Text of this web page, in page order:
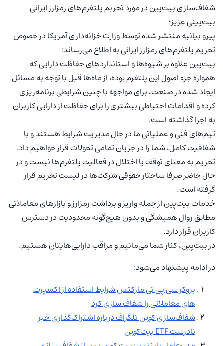
شفاف‌سازی بیت‌پین در مورد تحریم پلتفرم‌های رمزارز ایرانی
بیت‌پینی عزیز؛
پیرو بیانیه منتشر شده توسط وزارت خزانه‌داری آمریکا در خصوص
تحریم پلتفرم‌های رمزارز ایرانی به اطلاع می‌رساند:
بیت‌پین علاوه بر شیوه‌ها و استانداردهای حفاظت دارایی که
همواره جزء اصول این پلتفرم‌ بوده، از ماه‌ها قبل با توجه به مسائل
ایجاد شده در صنعت، برای مواجهه با چنین شرایطی برنامه‌ریزی
کرده و اقدامات احتیاطی بیشتری را برای حفاظت از دارایی کاربران
به اجرا گذاشته است.
تیم‌های فنی و عملیاتی ما در حال مدیریت شرایط هستند و با
شفافیت کامل، شما را در جریان تمامی تحولات قرار خواهیم داد.
تحریم به معنای توقف یا اختلال در فعالیت پلتفرم‌‌ها نیست و در
حال حاضر صرفا ساختار حقوقی شرکت‌ها در لیست تحریم قرار
گرفته است.
خدمات بیت‌پین از جمله واریز و برداشت رمزارز و بازارهای معاملاتی
مطابق روال همیشگی و بدون هیچ‌گونه محدودیت در دسترس
کاربران قرار دارد.
در بیت‌پین، کنار شما می‌مانیم و مراقب دارایی‌هایتان هستیم.
در ادامه پیشنهاد می‌شود:
بروکر سی پی تی مارکتس شرایط استفاده از اکسپرت‌
های معاملاتی را شفاف‌ سازی کرد
شفاف‌سازی کوین تلگراف درباره اشتراک‌گذاری خبر
نادرست ETF بیت‌کوین